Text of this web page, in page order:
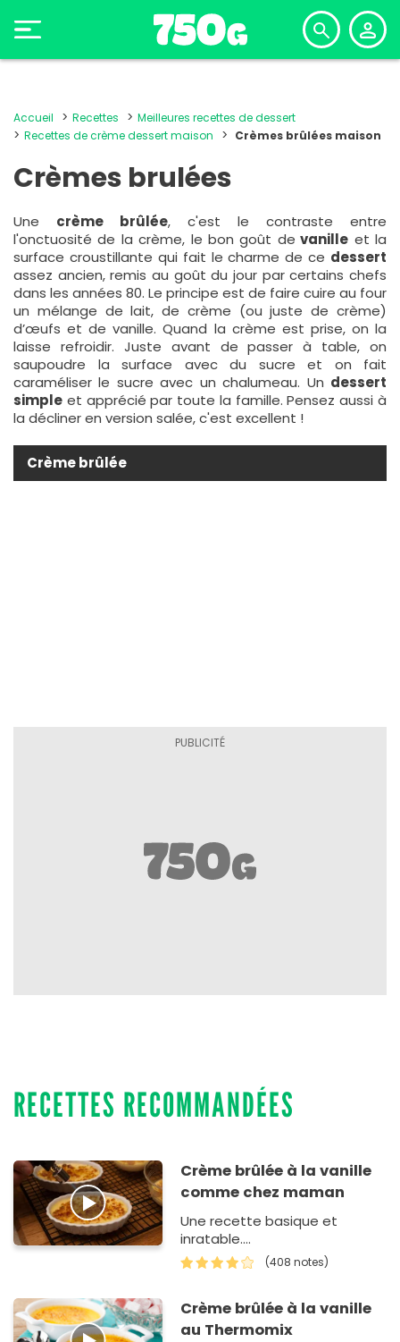
Accueil Recettes
Meilleures recettes de dessert
Recettes de crème dessert maison
Crèmes brûlées maison
Crèmes brulées
Une crème brûlée, c'est le contraste entre
l'onctuosité de la crème, le bon goût de vanille et la
surface croustillante qui fait le charme de ce dessert
assez ancien, remis au goût du jour par certains chefs
dans les années 80. Le principe est de faire cuire au four
un mélange de lait, de crème (ou juste de crème)
d’œufs et de vanille. Quand la crème est prise, on la
laisse refroidir. Juste avant de passer à table, on
saupoudre la surface avec du sucre et on fait
caraméliser le sucre avec un chalumeau. Un dessert
simple et apprécié par toute la famille. Pensez aussi à
la décliner en version salée, c'est excellent !
Crème brûlée
RECETTES RECOMMANDÉES
Crème brûlée à la vanille
comme chez maman
Une recette basique et
inratable....
(408 notes)
Crème brûlée à la vanille
au Thermomix